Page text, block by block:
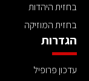
בחזית היהדות
בחזית המוזיקה
הגדרות
עדכון פרופיל